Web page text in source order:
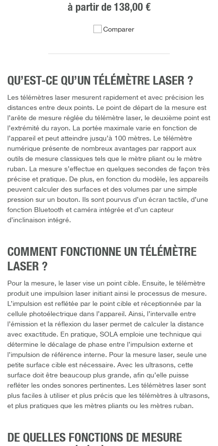
à partir de 138,00 €
Comparer
QU’EST-CE QU’UN TÉLÉMÈTRE LASER ?
Les télémètres laser mesurent rapidement et avec précision les
distances entre deux points. Le point de départ de la mesure est
l’arête de mesure réglée du télémètre laser, le deuxième point est
l’extrémité du rayon. La portée maximale varie en fonction de
l’appareil et peut atteindre jusqu’à 100 mètres. Le télémètre
numérique présente de nombreux avantages par rapport aux
outils de mesure classiques tels que le mètre pliant ou le mètre
ruban. La mesure s’effectue en quelques secondes de façon très
précise et pratique. De plus, en fonction du modèle, les appareils
peuvent calculer des surfaces et des volumes par une simple
pression sur un bouton. Ils sont pourvus d’un écran tactile, d’une
fonction Bluetooth et caméra intégrée et d’un capteur
d’inclinaison intégré.
COMMENT FONCTIONNE UN TÉLÉMÈTRE
LASER ?
Pour la mesure, le laser vise un point cible. Ensuite, le télémètre
produit une impulsion laser initiant ainsi le processus de mesure.
L’impulsion est reflétée par le point cible et réceptionnée par la
cellule photoélectrique dans l’appareil. Ainsi, l’intervalle entre
l’émission et la réflexion du laser permet de calculer la distance
avec exactitude. En pratique, SOLA emploie une technique qui
détermine le décalage de phase entre l’impulsion externe et
l’impulsion de référence interne. Pour la mesure laser, seule une
petite surface cible est nécessaire. Avec les ultrasons, cette
surface doit être beaucoup plus grande, afin qu’elle puisse
refléter les ondes sonores pertinentes. Les télémètres laser sont
plus faciles à utiliser et plus précis que les télémètres à ultrasons,
et plus pratiques que les mètres pliants ou les mètres ruban.
DE QUELLES FONCTIONS DE MESURE